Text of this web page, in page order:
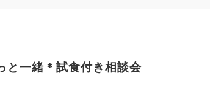
と一緒＊試食付き相談会